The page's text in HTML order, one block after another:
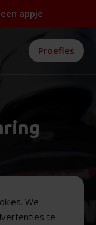
appje
Proefles
We
te